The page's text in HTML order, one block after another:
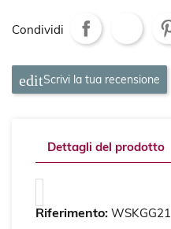
Condividi
Scrivi la tua recensione
Dettagli del prodotto
Riferimento: WSKGG21